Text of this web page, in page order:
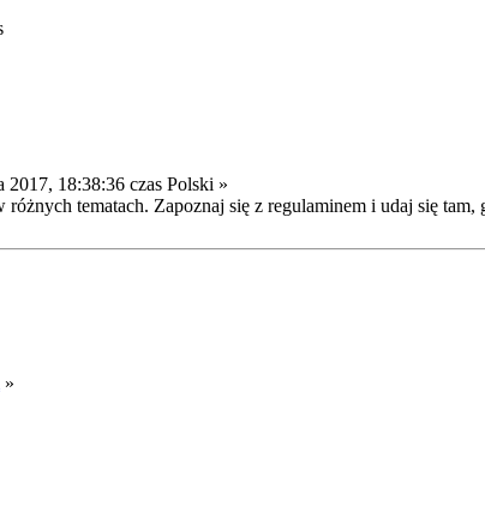
2017, 18:38:36 czas Polski »
tematach. Zapoznaj się z regulaminem i udaj się
»